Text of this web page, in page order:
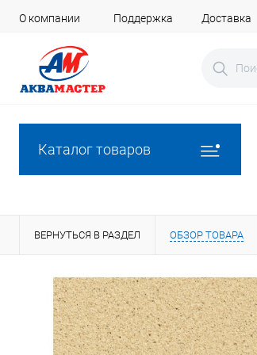
О компании Поддержка Доставка
Каталог товаров
ВЕРНУТЬСЯ В РАЗДЕЛ ОБЗОР ТОВАРА